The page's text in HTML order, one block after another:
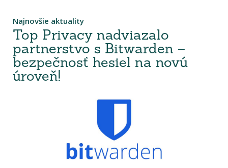
Najnovšie aktuality
Top Privacy nadviazalo
partnerstvo s Bitwarden –
bezpečnosť hesiel na novú
úroveň!